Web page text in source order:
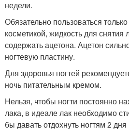
недели.
Обязательно пользоваться
косметикой, жидкость для снятия
содержать ацетона. Ацетон
ногтевую пластину.
Для здоровья ногтей
ночь питательным кремом.
Нельзя, чтобы ногти постоянно
лака, в идеале лак необходимо
бы давать отдохнуть ногтям 2